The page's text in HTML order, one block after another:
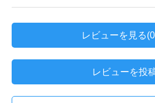
レビューを見る
レビューを投